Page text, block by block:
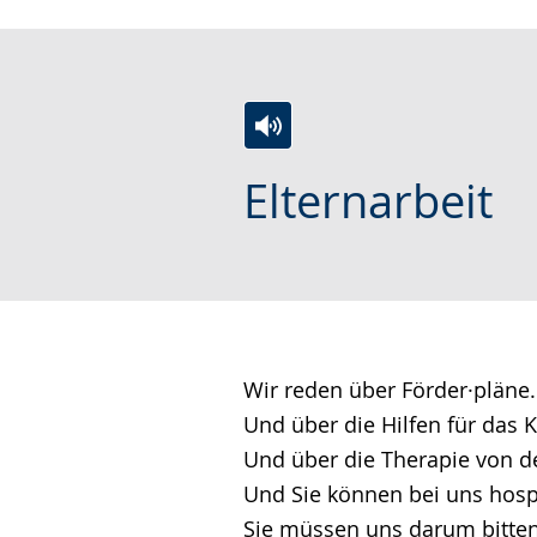
Leichten
Audio-
Video
Gebärdensprache
angezeigt.
Elternarbeit
Wir reden über Förder·pläne.
Und über die Hilfen für das
Und über die Therapie von
Und Sie können bei uns
Sie müssen uns darum